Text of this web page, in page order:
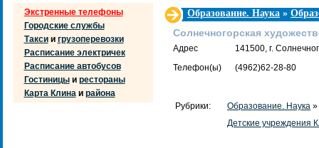
Экстренные телефоны
Городские службы
Таксии грузоперевозки
Расписание электричек
Расписание автобусов
Гостиницыи рестораны
Карта Клинаи района
Образование. Наука »
Солнечногорская
Адрес
141500, г.
Телефон(ы)
(4962)62-28-80
Рубрики: Образование. Наука »
Детские учреждения